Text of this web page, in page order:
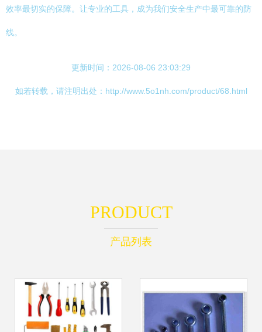
效率最切实的保障。让专业的工具，成为我们安全生产中最可靠的防
线。
更新时间：2026-08-06 23:03:29
如若转载，请注明出处：http://www.5o1nh.com/product/68.html
PRODUCT
产品列表